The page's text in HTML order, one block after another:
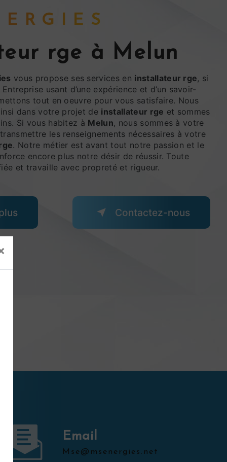
rge à Melun
vous propose ses services en installateur rge, si
Entreprise usant d’une expérience et d’un savoir-
tout en oeuvre pour vous satisfaire. Nous
dans votre projet de installateur rge et sommes
Si vous habitez à Melun, nous sommes à votre
les renseignements nécessaires à votre
. Notre métier est avant tout notre passion et le
encore plus notre désir de réussir. Toute
et travaille avec propreté et rigueur.
Contactez-nous
Email
mse@msenergies.net